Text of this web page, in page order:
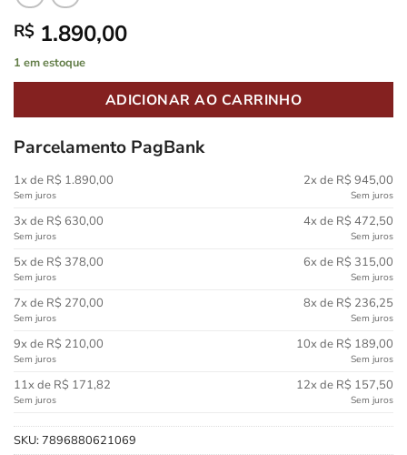
R$ 1.890,00
1 em estoque
ADICIONAR AO CARRINHO
Parcelamento PagBank
1x de R$ 1.890,00
Sem juros
2x de R$ 945,00
Sem juros
3x de R$ 630,00
Sem juros
4x de R$ 472,50
Sem juros
5x de R$ 378,00
Sem juros
6x de R$ 315,00
Sem juros
7x de R$ 270,00
Sem juros
8x de R$ 236,25
Sem juros
9x de R$ 210,00
Sem juros
10x de R$ 189,00
Sem juros
11x de R$ 171,82
Sem juros
12x de R$ 157,50
Sem juros
SKU:7896880621069